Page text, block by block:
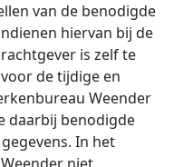
van de benodigde
hiervan bij de
is zelf te
de tijdige en
Weender
daarbij benodigde
In het